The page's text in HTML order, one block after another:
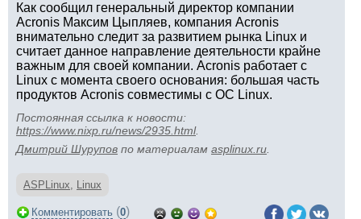
Как сообщил генеральный директор компании
Acronis Максим Цыпляев, компания Acronis
внимательно следит за развитием рынка Linux и
считает данное направление деятельности крайне
важным для своей компании. Acronis работает с
Linux с момента своего основания: большая часть
продуктов Acronis совместимы с ОС Linux.
Постоянная ссылка к новости:
https://www.nixp.ru/news/2935.html.
Дмитрий Шурупов по материалам asplinux.ru
ASPLinux, Linux
Комментировать (0)